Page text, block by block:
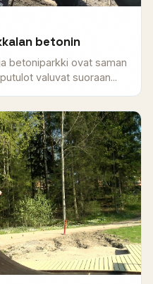
betonin
betoniparkki ovat saman
valuvat suoraan...